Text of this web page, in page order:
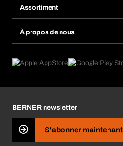
Listes de commande
Commander à nouveau
Commandes à répétition
Chemical Safety Management
eProcurement
Guides produits
Assortiment
À propos de nous
Ce qui nous motive
Les magasins BERNER
Business Conduct
BERNER newsletter
S'abonner maintenant